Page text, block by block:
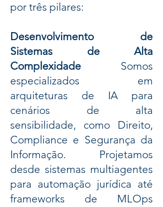
por três pilares:
Desenvolvimento de
Sistemas de Alta
Complexidade Somos
especializados em
arquiteturas de IA para
cenários de alta
sensibilidade, como Direito,
Compliance e Segurança da
Informação. Projetamos
desde sistemas multiagentes
para automação jurídica até
frameworks de MLOps